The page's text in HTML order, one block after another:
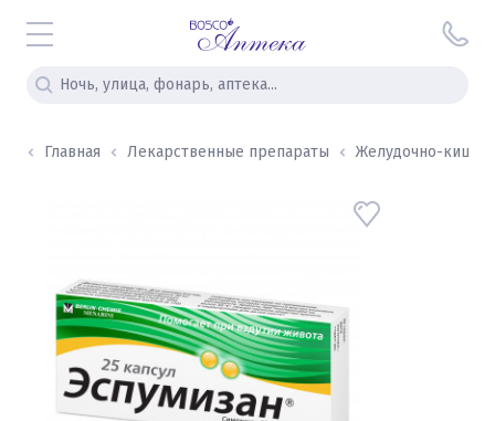
Главная Лекарственные препараты Желудочно-